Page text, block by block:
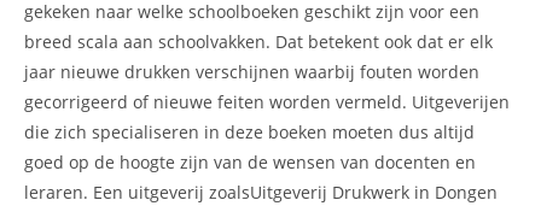
gekeken naar welke schoolboeken geschikt zijn voor een
breed scala aan schoolvakken. Dat betekent ook dat er elk
jaar nieuwe drukken verschijnen waarbij fouten worden
gecorrigeerd of nieuwe feiten worden vermeld. Uitgeverijen
die zich specialiseren in deze boeken moeten dus altijd
goed op de hoogte zijn van de wensen van docenten en
leraren. Een uitgeverij zoalsUitgeverij Drukwerk in Dongen